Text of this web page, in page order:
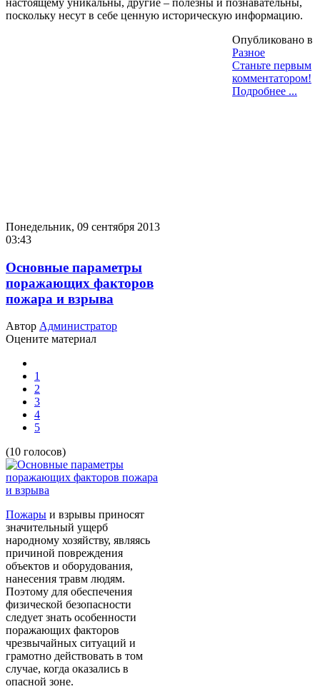
поскольку несут в себе ценную историческую информацию.
Опубликовано в
Разное
Станьте первым
комментатором!
Подробнее ...
Понедельник, 09 сентября 2013
03:43
Основные параметры
поражающих факторов
пожара и взрыва
Автор Администратор
Оцените материал
1
2
3
4
5
(10 голосов)
Пожары и взрывы приносят
значительный ущерб
народному хозяйству, являясь
причиной повреждения
объектов и оборудования,
нанесения травм людям.
Поэтому для обеспечения
физической безопасности
следует знать особенности
поражающих факторов
чрезвычайных ситуаций и
грамотно действовать в том
случае, когда оказались в
опасной зоне.